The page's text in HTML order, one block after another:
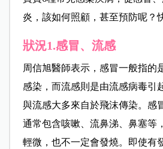
炎，該如何照顧，甚至預防呢？
狀況1.感冒、流感
周信旭醫師表示，感冒一般指的
感染，而流感則是由流感病毒引
與流感大多來自於飛沫傳染。感
通常包含咳嗽、流鼻涕、 鼻塞等
輕微，也不一定會發燒。即使有